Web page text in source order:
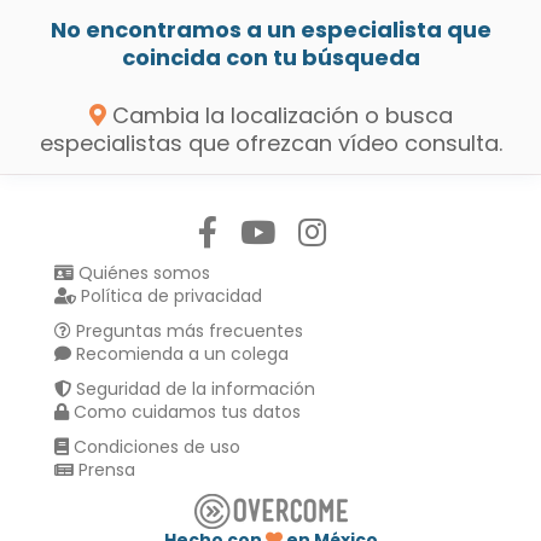
No encontramos a un especialista que
coincida con tu búsqueda
Cambia la localización o busca
especialistas que ofrezcan vídeo consulta.
Quiénes somos
Política de privacidad
Preguntas más frecuentes
Recomienda a un colega
Seguridad de la información
Como cuidamos tus datos
Condiciones de uso
Prensa